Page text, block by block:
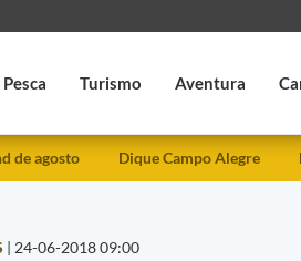
Pesca Turismo Aventura
de agosto Dique Campo Alegre
| 24-06-2018 09:00